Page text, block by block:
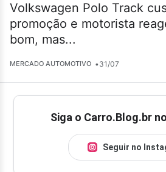
Volkswagen Polo Track
promoção e motorista
bom, mas...
MERCADO AUTOMOTIVO •31/07
Siga o Carro.Blog.br
Seguir no